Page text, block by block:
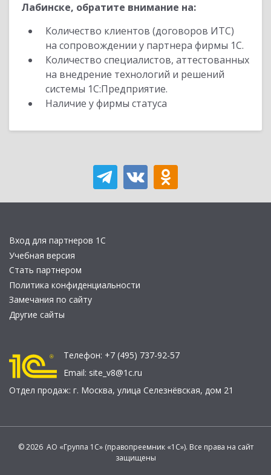
Лабинске, обратите внимание на:
Количество клиентов (договоров ИТС)
на сопровождении у партнера фирмы 1С.
Количество специалистов, аттестованных
на внедрение технологий и решений
системы 1С:Предприятие.
Наличие у фирмы статуса
Вход для партнеров 1С
Учебная версия
Стать партнером
Политика конфиденциальности
Замечания по сайту
Другие сайты
Телефон: +7 (495) 737-92-57
Email: site_v8@1c.ru
Отдел продаж: г. Москва, улица Селезнёвская, дом 21
© 2026 АО «Группа 1С» (правопреемник «1С»). Все права на сайт
защищены